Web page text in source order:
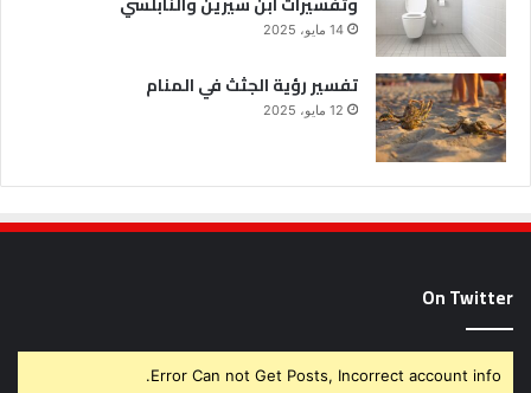
14 مايو، 2025
تفسير رؤية الجثث في المنام
12 مايو، 2025
On Twitter
Error Can not Get Posts, Incorrect account info.